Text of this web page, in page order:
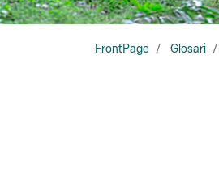
FrontPage Glosari